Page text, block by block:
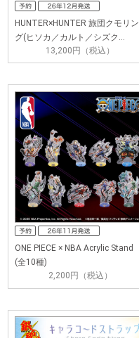
HUNTER×HUNTER 旅団クモリン
グ(ヒソカ／カルト／シズク…
13,200円（税込）
ONE PIECE × NBA Acrylic Stand
(全10種)
2,200円（税込）